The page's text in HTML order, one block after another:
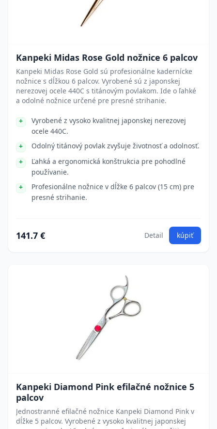
Kanpeki Midas Rose Gold nožnice 6 palcov
Kanpeki Midas Rose Gold sú profesionálne kadernícke
nožnice s dĺžkou 6 palcov. Vyrobené sú z japonskej
nerezovej ocele 440C s titánovým povlakom. Ide o ľahké
a odolné nožnice určené pre presné strihanie.
Vyrobené z vysoko kvalitnej japonskej nerezovej
ocele 440C.
Odolný titánový povlak zvyšuje životnosť a odolnosť.
Ľahká a ergonomická konštrukcia pre pohodlné
používanie.
Profesionálne nožnice v dĺžke 6 palcov (15 cm) pre
presné strihanie.
141.7 € Detail kúpiť
Kanpeki Diamond Pink efilačné nožnice 5
palcov
Jednostranné efilačné nožnice Kanpeki Diamond Pink v
dĺžke 5 palcov. Vyrobené z vysoko kvalitnej japonskej